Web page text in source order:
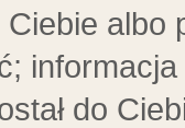
albo
do